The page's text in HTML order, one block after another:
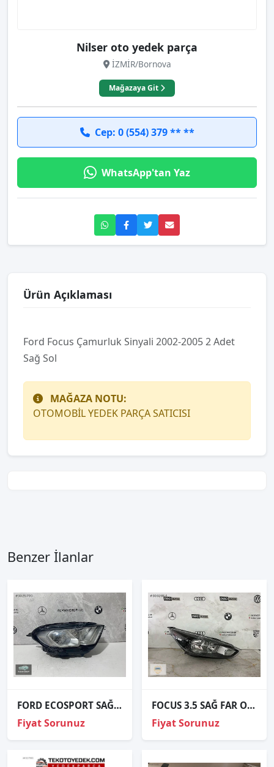
Nilser oto yedek parça
İZMİR/Bornova
Mağazaya Git
Cep: 0 (554) 379 ** **
WhatsApp'tan Yaz
Ürün Açıklaması
Ford Focus Çamurluk Sinyali 2002-2005 2 Adet
Sağ Sol
MAĞAZA NOTU:
OTOMOBİL YEDEK PARÇA SATICISI
Benzer İlanlar
FORD ECOSPORT SAĞ FAR ORJİNAL
Fiyat Sorunuz
FOCUS 3.5 SAĞ FAR ORJİNAL
Fiyat Sorunuz